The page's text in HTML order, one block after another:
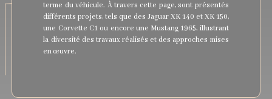
terme du véhicule. À travers cette page, sont présentés
différents projets, tels que des Jaguar XK 140 et XK 150,
une Corvette C1 ou encore une Mustang 1965, illustrant
la diversité des travaux réalisés et des approches mises
en œuvre.